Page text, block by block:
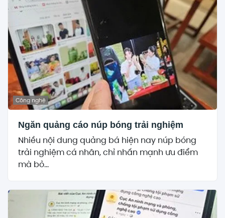
Công nghệ
Ngăn quảng cáo núp bóng trải nghiệm
Nhiều nội dung quảng bá hiện nay núp bóng
trải nghiệm cá nhân, chỉ nhấn mạnh ưu điểm
mà bỏ...